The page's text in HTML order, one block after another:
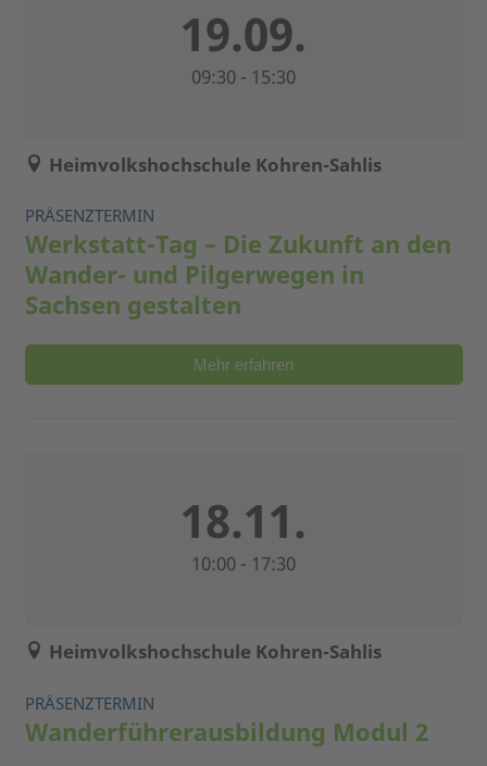
19.09.
09:30 - 15:30
PRÄSENZTERMIN
Werkstatt-Tag – Die Zukunft an den
Wander- und Pilgerwegen in
Sachsen gestalten
Heimvolkshochschule Kohren-Sahlis
Mehr erfahren
18.11.
10:00 - 17:30
PRÄSENZTERMIN
Wanderführerausbildung Modul 2
Heimvolkshochschule Kohren-Sahlis